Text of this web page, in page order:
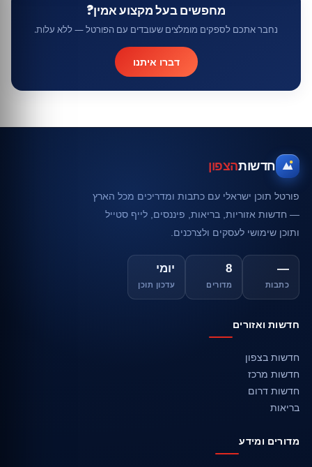
מחפשים בעל מקצוע אמין?
נחבר אתכם לספקים מומלצים שעובדים עם הפורטל — ללא עלות.
דברו איתנו
חדשותהצפון
פורטל תוכן ישראלי עם כתבות ומדריכים מכל הארץ
— חדשות אזוריות, בריאות, פיננסים, לייף סטייל
ותוכן שימושי לעסקים ולצרכנים.
—
כתבות
8
מדורים
יומי
עדכון תוכן
חדשות ואזורים
חדשות בצפון
חדשות מרכז
חדשות דרום
בריאות
מדורים ומידע